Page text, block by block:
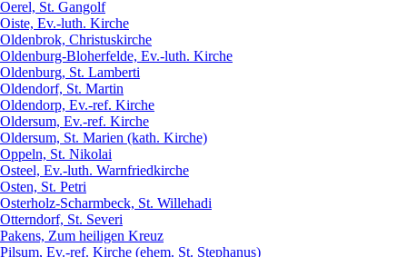
Oerel, St. Gangolf
Oiste, Ev.-luth. Kirche
Oldenbrok, Christuskirche
Oldenburg-Bloherfelde, Ev.-luth. Kirche
Oldenburg, St. Lamberti
Oldendorf, St. Martin
Oldendorp, Ev.-ref. Kirche
Oldersum, Ev.-ref. Kirche
Oldersum, St. Marien (kath. Kirche)
Oppeln, St. Nikolai
Osteel, Ev.-luth. Warnfriedkirche
Osten, St. Petri
Osterholz-Scharmbeck, St. Willehadi
Otterndorf, St. Severi
Pakens, Zum heiligen Kreuz
Pilsum, Ev.-ref. Kirche (ehem. St. Stephanus)